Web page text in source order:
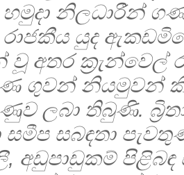
හමුදා නිලධාරීන්
යුද
අතර ක්‍රැන්වෙල්
ගුවන් නියමුවන්
ලබා තිබුණි.
සමීප සබඳතා
අඩුපාඩුකම් පිළිබඳ